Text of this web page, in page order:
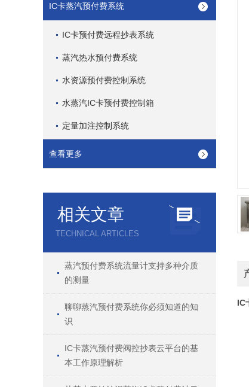
IC卡蒸汽预付费系统
IC卡预付费远程抄表系统
蒸汽热水预付费系统
水资源预付费控制系统
水蒸汽IC卡预付费控制箱
定量加注控制系统
查看更多
相关文章
TECHNICAL ARTICLES
蒸汽预付费系统流量计支持多种介质
的测量
聊聊蒸汽预付费系统你必须知道的知
识
IC卡蒸汽预付费阀控抄表云平台的基
本工作原理解析
IC
1